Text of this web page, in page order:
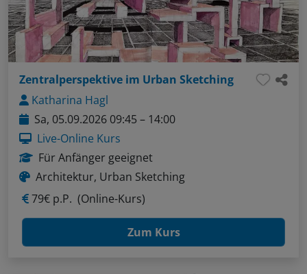
Zentralperspektive im Urban Sketching
Katharina Hagl
Sa, 05.09.2026 09:45 – 14:00
Live-Online Kurs
Für Anfänger geeignet
Architektur, Urban Sketching
79€ p.P. (Online-Kurs)
Zum Kurs